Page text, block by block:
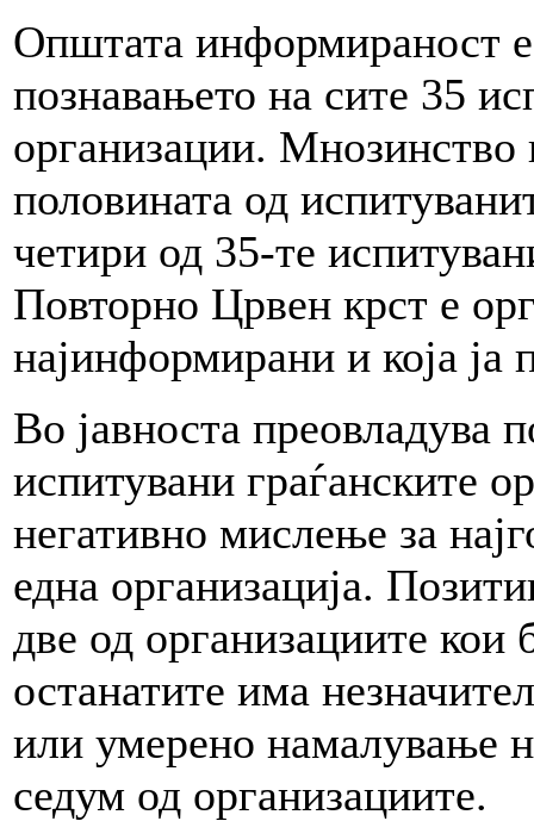
Општата информираност
познавањето на сите 35
организации.
половината од
четири од 35-те
Повторно Црвен крст е
најинформирани и која ја
Во јавноста преовладува
испитувани граѓанските
негативно мислење за
една организација.
две од организациите кои
останатите има
или умерено намалување
седум од организациите.